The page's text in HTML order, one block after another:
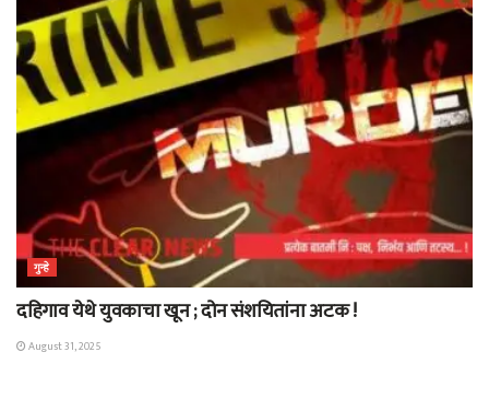
गुन्हे
दहिगाव येथे युवकाचा खून ; दोन संशयितांना अटक !
August 31, 2025